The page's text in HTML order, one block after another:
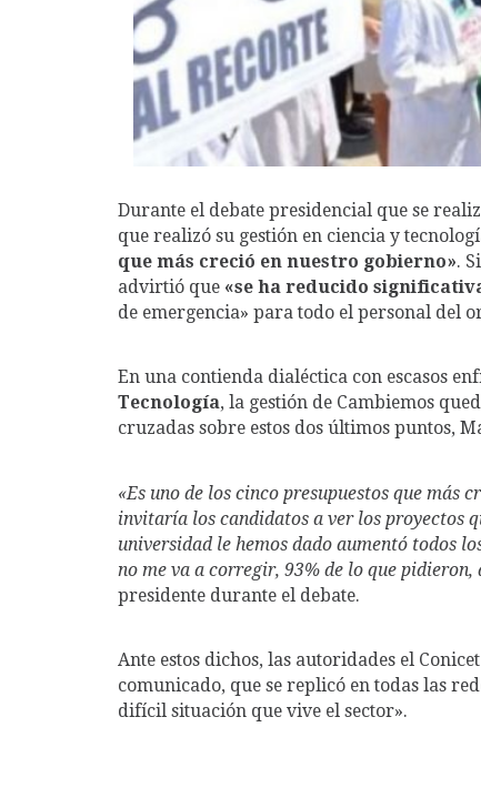
Durante el debate presidencial que se
que realizó su gestión en ciencia y
que más creció en nuestro gobierno».
advirtió que «se ha reducido
de emergencia» para todo el personal del
En una contienda dialéctica con escasos
Tecnología, la gestión de Cambiemos
cruzadas sobre estos dos últimos puntos,
«Es uno de los cinco presupuestos que más
invitaría los candidatos a ver los proyectos
universidad le hemos dado aumentó todos
no me va a corregir, 93% de lo que
presidente durante el debate.
Ante estos dichos, las autoridades el
comunicado, que se replicó en todas las
difícil situación que vive el sector».